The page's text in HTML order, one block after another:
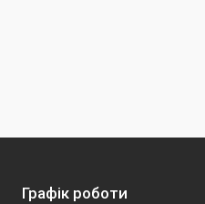
Графік роботи